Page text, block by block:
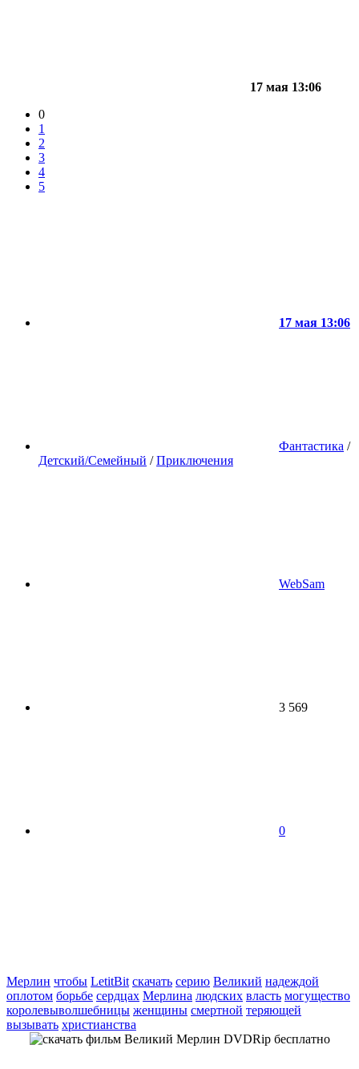
17 мая 13:06
0
1
2
3
4
5
17 мая 13:06
Фантастика /
Детский/Семейный /Приключения
WebSam
3 569
0
Мерлин чтобы LetitBit скачать серию Великий надеждой
оплотом борьбе сердцах Мерлина людских власть могущество
королевыволшебницы женщины смертной теряющей
вызывать христианства